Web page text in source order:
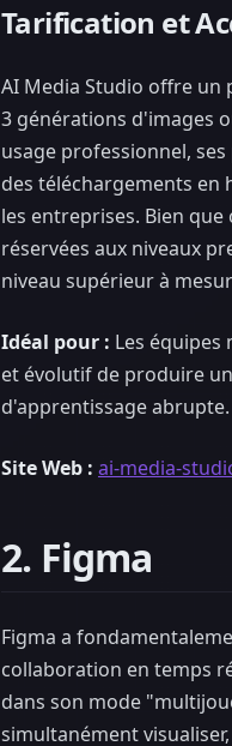
Tarification et
AI Media Studio offre un
3 générations d'images
usage professionnel,
des téléchargements en
les entreprises. Bien
réservées aux niveaux
niveau supérieur à
Idéal pour : Les
et évolutif de produire
d'apprentissage abrupte.
Site Web : ai-media-
2. Figma
Figma a
collaboration en temps
dans son mode
simultanément